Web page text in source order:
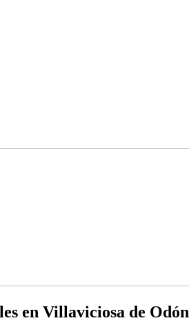
en Villaviciosa de Odón